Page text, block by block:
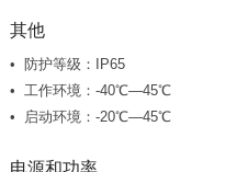
其他
防护等级：IP65
工作环境：-40℃—45℃
启动环境：-20℃—45℃